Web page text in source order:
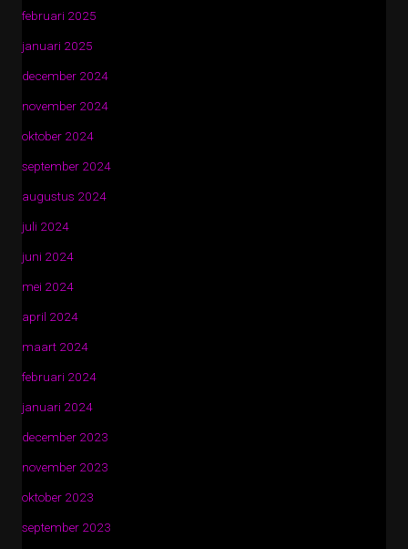
februari 2025
januari 2025
december 2024
november 2024
oktober 2024
september 2024
augustus 2024
juli 2024
juni 2024
mei 2024
april 2024
maart 2024
februari 2024
januari 2024
december 2023
november 2023
oktober 2023
september 2023